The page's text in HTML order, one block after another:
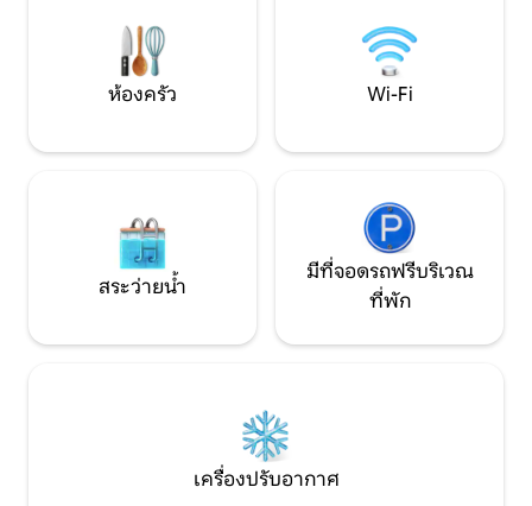
สถานที่ทำงานระยะไกล
การเชื่อมต่อความ
ทางไกลโดยเฉพาะ
ห้องครัว Wi-Fi
สระว่ายน้ำ
มีที่จอดรถฟรีบริเวณ
ที่พัก
เครื่องปรับอากาศ